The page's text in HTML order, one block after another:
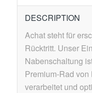
DESCRIPTION
Achat steht für
Rücktritt. Unser
Nabenschaltung
Premium-Rad
verarbeitet und